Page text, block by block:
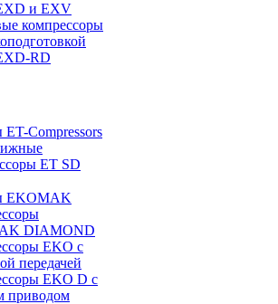
и EXV
компрессоры
RD
Compressors
ET SD
EKOMAK
DIAMOND
EKO c
передачей
EKO D с
приводом